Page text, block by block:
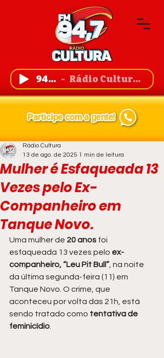
94,7 FM Rádio Cultura de Guanambi
Mulher é Esfaqueada 13
Vezes pelo Ex-
Companheiro em
Tanque Novo.
Rádio Cultura
13 de ago. de 2025 1 min de leitura
Uma mulher de 20 anos foi
esfaqueada 13 vezes pelo ex-
companheiro, “Leu Pit Bull” , na noite
da última segunda-feira (11) em
Tanque Novo. O crime, que
aconteceu por volta das 21h, está
sendo tratado como tentativa de
feminicídio